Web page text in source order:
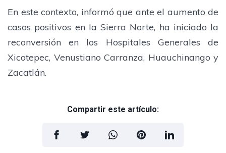
En este contexto, informó que ante el aumento de
casos positivos en la Sierra Norte, ha iniciado la
reconversión en los Hospitales Generales de
Xicotepec, Venustiano Carranza, Huauchinango y
Zacatlán.
Compartir este artículo: